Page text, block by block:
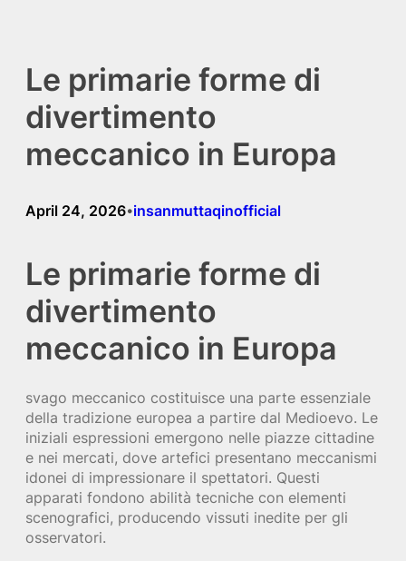
content
Le primarie forme di
divertimento
meccanico in Europa
April 24, 2026•insanmuttaqinofficial
Le primarie forme di
divertimento
meccanico in Europa
svago meccanico costituisce una parte essenziale
della tradizione europea a partire dal Medioevo. Le
iniziali espressioni emergono nelle piazze cittadine
e nei mercati, dove artefici presentano meccanismi
idonei di impressionare il spettatori. Questi
apparati fondono abilità tecniche con elementi
scenografici, producendo vissuti inedite per gli
osservatori.